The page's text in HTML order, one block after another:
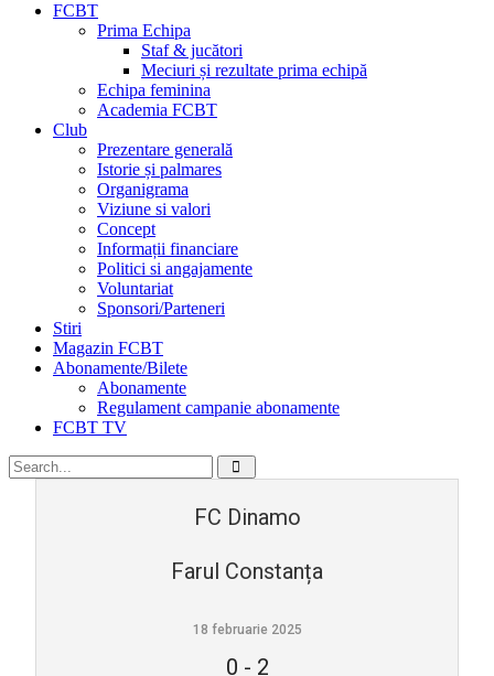
FCBT
Prima Echipa
Staf & jucători
Meciuri și rezultate prima echipă
Echipa feminina
Academia FCBT
Club
Prezentare generală
Istorie și palmares
Organigrama
Viziune si valori
Concept
Informații financiare
Politici si angajamente
Voluntariat
Sponsori/Parteneri
Stiri
Magazin FCBT
Abonamente/Bilete
Abonamente
Regulament campanie abonamente
FCBT TV
FC Dinamo
Farul Constanța
18 februarie 2025
0 - 2